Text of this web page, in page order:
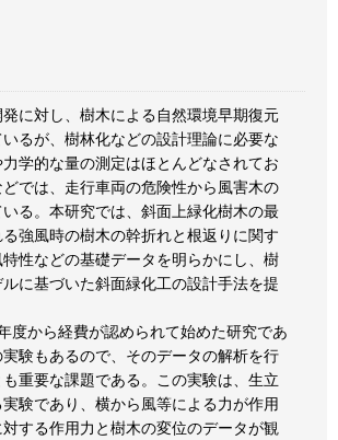
に対し、樹木による自然環境早期復元
るが、樹林化などの設計理論に必要な
学的な量の測定はほとんどなされてお
では、走行車両の危険性から風害木の
る。本研究では、斜面上緑化樹木の最
強風時の樹木の幹折れと根返りに関す
性などの基礎データを明らかにし、樹
に基づいた斜面緑化工の設計手法を提
度から経費が認められて始めた研究であ
験もあるので、そのデータの解析を行
重要な課題である。この実験は、生立
験であり、横から風等による力が作用
する作用力と樹木の変位のデータが観